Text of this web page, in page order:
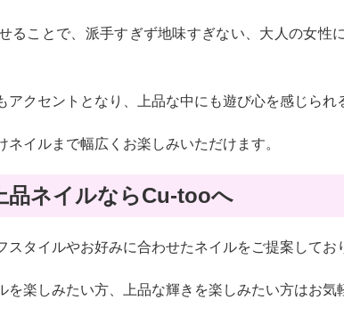
ることで、派手すぎず地味すぎない、大人の女性
アクセントとなり、上品な中にも遊び心を感じられ
イルまで幅広くお楽しみいただけます。
品ネイルならCu-tooへ
タイルやお好みに合わせたネイルをご提案してお
を楽しみたい方、上品な輝きを楽しみたい方はお気